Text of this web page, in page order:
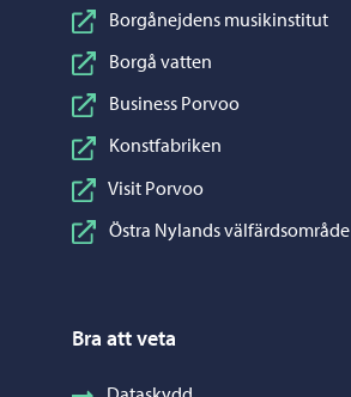
Borgånejdens musikinstitut
Borgå vatten
Business Porvoo
Konstfabriken
Visit Porvoo
Östra Nylands välfärdsområde
Bra att veta